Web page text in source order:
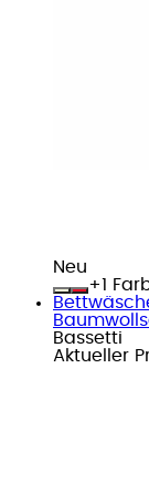
Neu
+
Bassetti
Aktueller